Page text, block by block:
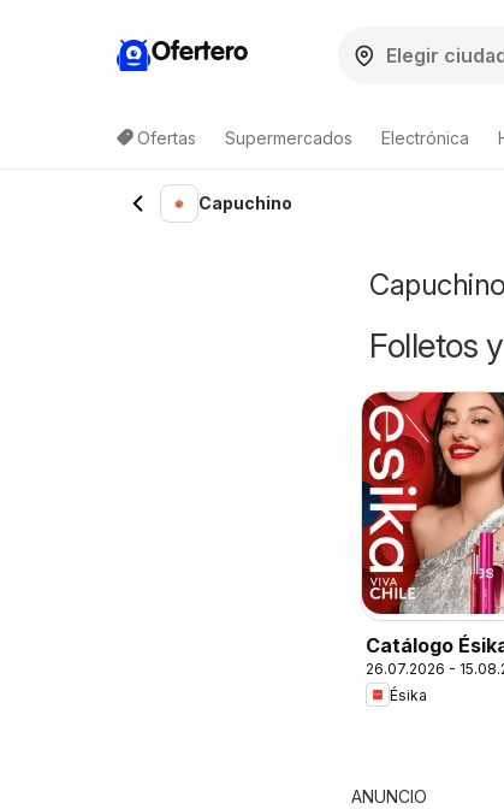
Ofertero
Ofertas Supermercados Electrónica
Lista de productos
Capuchino
Folletos
Catálogo
Campaña 13
26.07.2026 -
Ésika
ANUNCIO